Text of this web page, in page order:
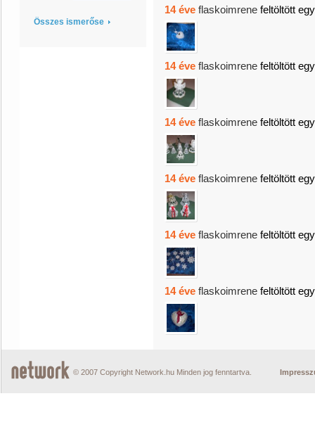
Összes ismerőse
14 éve flaskoimrene feltöltött
14 éve flaskoimrene feltöltött
14 éve flaskoimrene feltöltött
14 éve flaskoimrene feltöltött
14 éve flaskoimrene feltöltött
14 éve flaskoimrene feltöltött
© 2007 Copyright Network.hu Minden jog fenntartva.